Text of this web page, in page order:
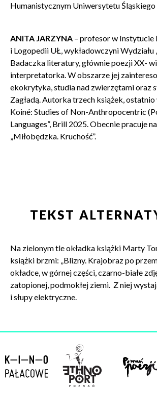
Humanistycznym Uniwersytetu
ANITA JARZYNA – profesor w
i Logopedii UŁ, wykładowczyni Wydziału
Badaczka literatury, głównie poezji XX-
interpretatorka. W obszarze jej
ekokrytyka, studia nad zwierzętami oraz
Zagładą. Autorka trzech książek, ostatnio
Koiné: Studies of Non-Anthropocentric
Languages”, Brill 2025. Obecnie pracuje
„Miłobędzka. Kruchość”.
TEKST
Na zielonym tle okładka książki Marty
książki brzmi: „Blizny. Krajobraz po
okładce, w górnej części, czarno-białe
zatopionej, podmokłej ziemi. Z niej
i słupy elektryczne.